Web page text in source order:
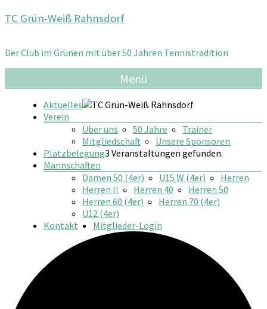
Zum
TC Grün-Weiß Rahnsdorf
Der Club im Grünen mit über 50 Jahren Tennistradition
Menü
Aktuelles
Verein
Über uns
50 Jahre
Trainer
Mitgliedschaft
Unsere Sponsoren
Platzbelegung
Mannschaften
Damen 50 (4er)
U15 W (4er)
Herren
Herren II
Herren 40
Herren 50
Herren 60 (4er)
Herren 70 (4er)
U12 (4er)
Kontakt
Mitglieder-Login
3 Veranstaltungen gefunden.